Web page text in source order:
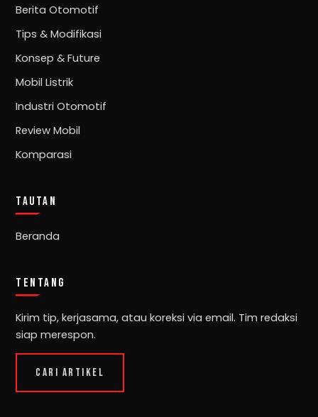
Berita Otomotif
Tips & Modifikasi
Konsep & Future
Mobil Listrik
Industri Otomotif
Review Mobil
Komparasi
TAUTAN
Beranda
TENTANG
Kirim tip, kerjasama, atau koreksi via email. Tim redaksi
siap merespon.
CARI ARTIKEL